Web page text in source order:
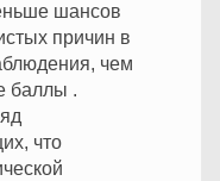
шансов
причин в
чем
баллы .
что